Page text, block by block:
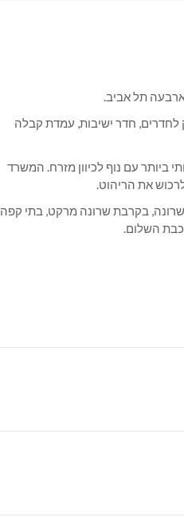
תל אביב.
לחדרים, חדר ישיבות, עמדת קבלה
ביותר עם נוף לכיוון מזרח. המשרד
בקרבת שרונה מרקט, בתי קפה
השלום.